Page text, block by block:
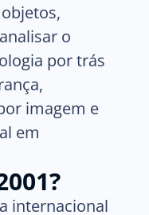
o
por trás
imagem e
em
internacional